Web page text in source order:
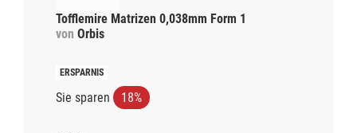
Tofflemire Matrizen 0,038mm Form 1
von Orbis
Sie sparen 18%